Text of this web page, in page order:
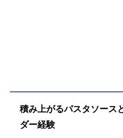
積み上がるパスタソース
ダー経験